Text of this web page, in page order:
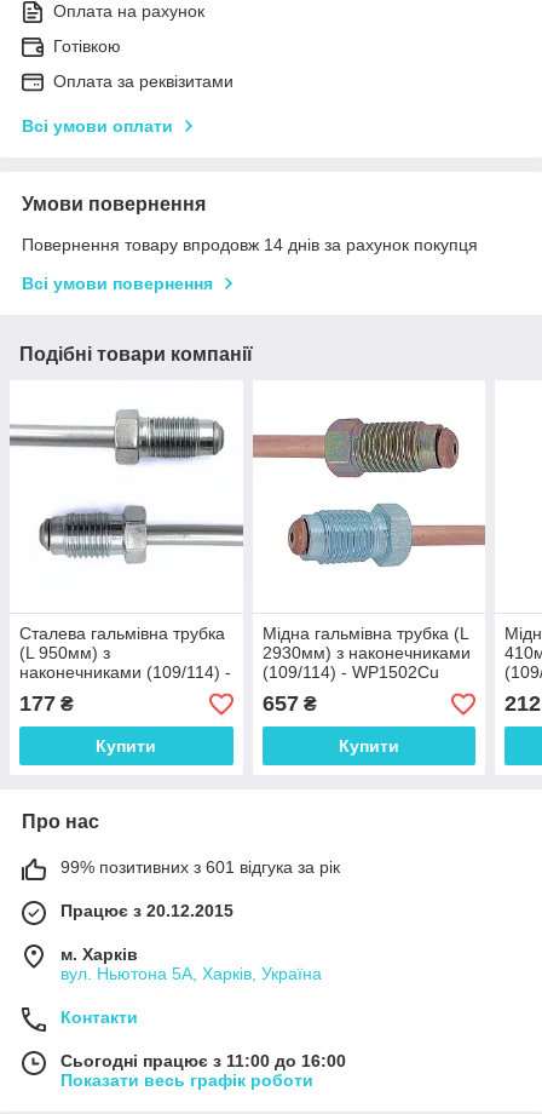
Оплата на рахунок
Готівкою
Оплата за реквізитами
Всі умови оплати
Умови повернення
Повернення товару впродовж 14 днів за рахунок покупця
Всі умови повернення
Подібні товари компанії
Сталева гальмівна трубка
(L 950мм) з
наконечниками (109/114) -
WP289Zn
177 ₴
Купити
Мідна гальмівна трубка (L
2930мм) з наконечниками
(109/114) - WP1502Cu
657₴
Купити
212
Про нас
99% позитивних з 601 відгука за рік
Працює з 20.12.2015
м. Харків
вул. Ньютона 5А, Харків, Україна
Контакти
Сьогодні працює з 11:00 до 16:00
Показати весь графік роботи